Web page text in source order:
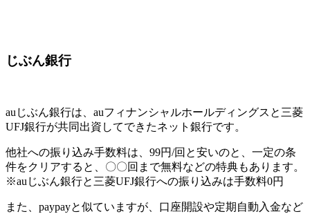
じぶん銀行
auじぶん銀行は、auフィナンシャルホールディングスと三菱
UFJ銀行が共同出資してできたネット銀行です。
他社への振り込み手数料は、99円/回と安いのと、一定の条
件をクリアすると、〇〇回まで無料などの特典もあります。
※auじぶん銀行と三菱UFJ銀行への振り込みは手数料0円
また、paypayと似ていますが、口座開設や定期自動入金など